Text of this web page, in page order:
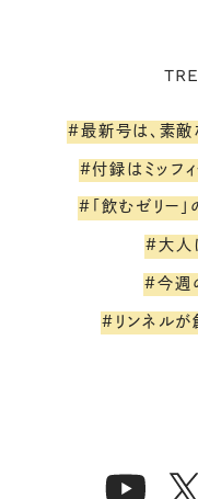
#最新号は、素敵
#付録はミッフ
#「飲むゼリー
#大人
#今週
#リンネルが